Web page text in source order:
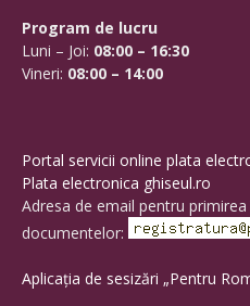
Program de lucru
Luni – Joi: 08:00 – 16:30
Vineri: 08:00 – 14:00
Portal servicii online plata
Plata electronica ghiseul.ro
Adresa de email pentru
documentelor:
Aplicația de sesizări „Pentru